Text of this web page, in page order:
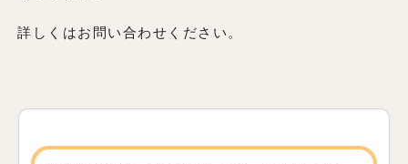
詳しくはお問い合わせください。